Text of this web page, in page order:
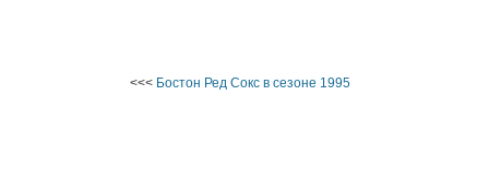
<<< Бостон Ред Сокс в сезоне 1995